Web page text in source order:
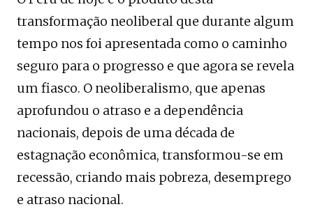
transformação neoliberal que durante algum
tempo nos foi apresentada como o caminho
seguro para o progresso e que agora se revela
um fiasco. O neoliberalismo, que apenas
aprofundou o atraso e a dependência
nacionais, depois de uma década de
estagnação econômica, transformou-se em
recessão, criando mais pobreza, desemprego
e atraso nacional.